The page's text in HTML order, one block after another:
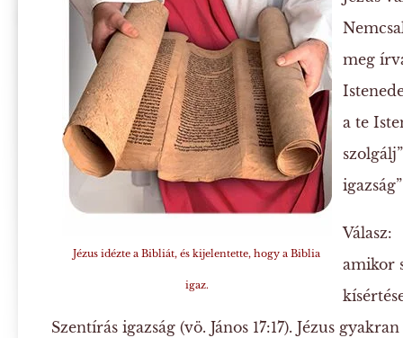
Jézus idézte a Bibliát, és kijelentette, hogy a Biblia
igaz.
meg
a te
Válasz:
amikor
Szentírás igazság (vö. János 17:17). Jézus